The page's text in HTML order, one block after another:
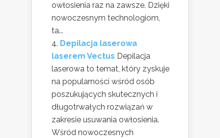
owłosienia raz na zawsze. Dzięki
nowoczesnym technologiom,
ta...
Depilacja laserowa
laserem Vectus Depilacja
laserowa to temat, który zyskuje
na popularności wśród osób
poszukujących skutecznych i
długotrwałych rozwiązań w
zakresie usuwania owłosienia.
Wśród nowoczesnych